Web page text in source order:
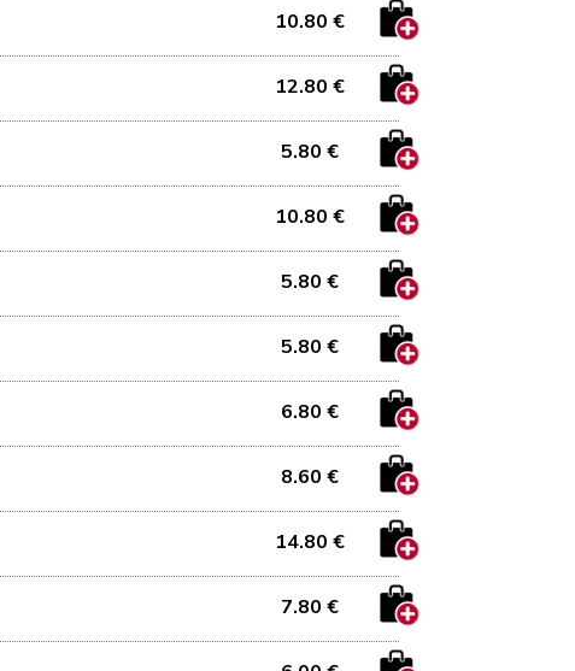
10.80 €
12.80 €
5.80 €
10.80 €
5.80 €
5.80 €
6.80 €
8.60 €
14.80 €
7.80 €